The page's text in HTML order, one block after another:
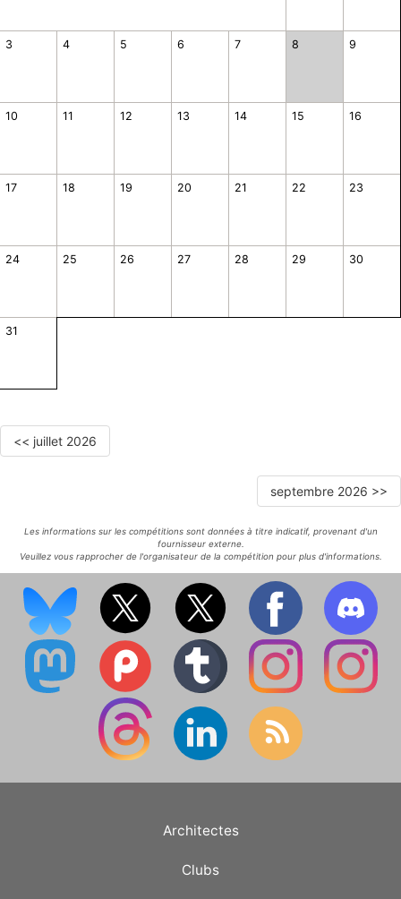
3 4 5 6 7 8 9
10 11 12 13 14 15 16
17 18 19 20 21 22 23
24 25 26 27 28 29 30
31
<< juillet 2026
septembre 2026 >>
Les informations sur les compétitions sont données à titre indicatif, provenant d'un
fournisseur externe.
Veuillez vous rapprocher de l'organisateur de la compétition pour plus d'informations.
Architectes
Clubs